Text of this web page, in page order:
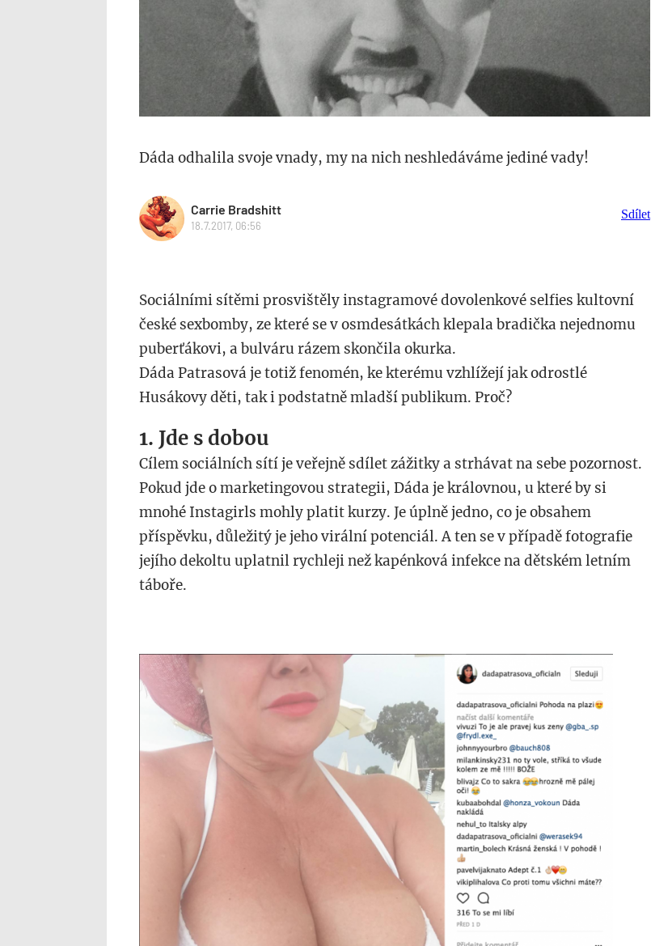
Dáda odhalila svoje vnady, my na nich neshledáváme jediné vady!
Carrie Bradshitt
18.7.2017, 06:56
Sdílet
Sociálními sítěmi prosvištěly instagramové dovolenkové selfies kultovní
české sexbomby, ze které se v osmdesátkách klepala bradička nejednomu
puberťákovi, a bulváru rázem skončila okurka.
Dáda Patrasová je totiž fenomén, ke kterému vzhlížejí jak odrostlé
Husákovy děti, tak i podstatně mladší publikum. Proč?
1. Jde s dobou
Cílem sociálních sítí je veřejně sdílet zážitky a strhávat na sebe pozornost.
Pokud jde o marketingovou strategii, Dáda je královnou, u které by si
mnohé Instagirls mohly platit kurzy. Je úplně jedno, co je obsahem
příspěvku, důležitý je jeho virální potenciál. A ten se v případě fotografie
jejího dekoltu uplatnil rychleji než kapénková infekce na dětském letním
táboře.
dada_1.png